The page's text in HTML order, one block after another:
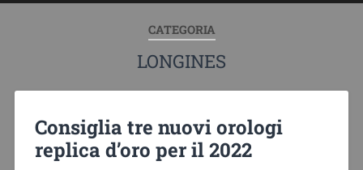
CATEGORIA
LONGINES
Consiglia tre nuovi orologi
replica d’oro per il 2022